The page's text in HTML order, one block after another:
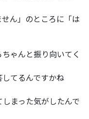
ん」のところに「は
ゃんと振り向いてく
てるんですかね
まった気がしたんで